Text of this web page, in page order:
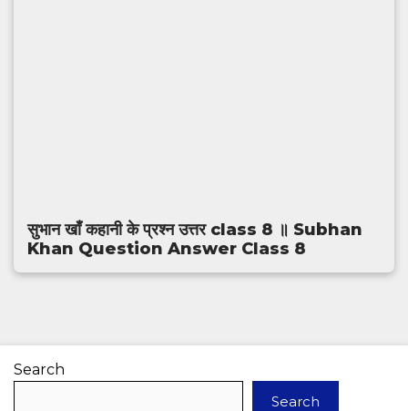
सुभान खाँ कहानी के प्रश्न उत्तर class 8 ॥ Subhan
Khan Question Answer Class 8
Search
Search